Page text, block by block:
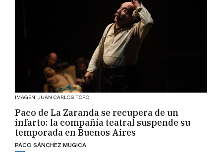
IMAGEN: JUAN CARLOS TORO
Paco de La Zaranda se recupera de un
infarto: la compañía teatral suspende su
temporada en Buenos Aires
PACO SÁNCHEZ MÚGICA